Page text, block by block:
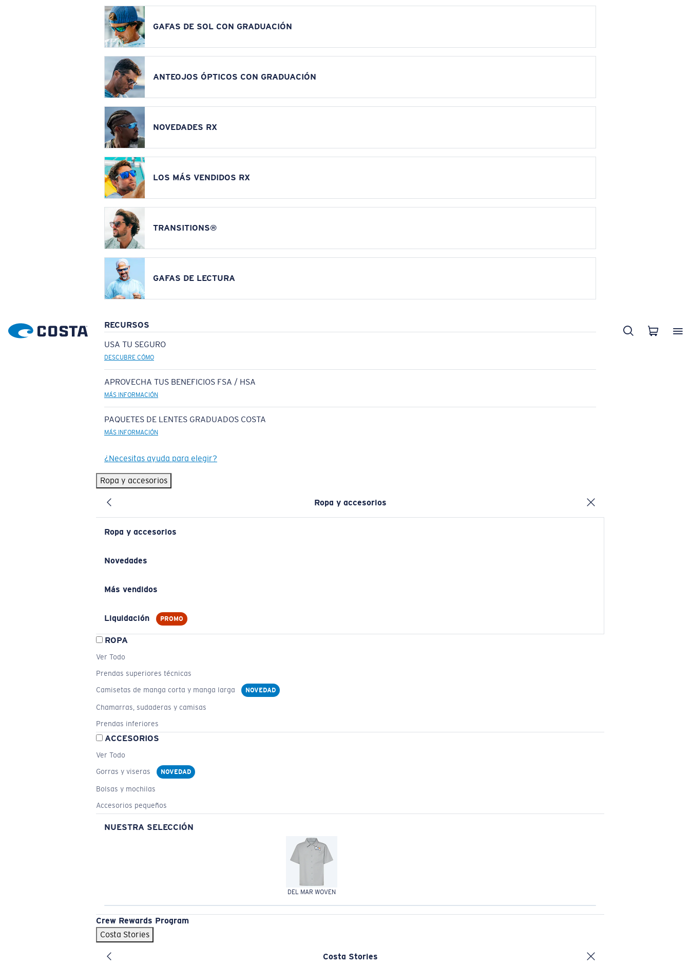
GAFAS DE SOL CON GRADUACIÓN
ANTEOJOS ÓPTICOS CON GRADUACIÓN
NOVEDADES RX
LOS MÁS VENDIDOS RX
TRANSITIONS®
GAFAS DE LECTURA
RECURSOS
USA TU SEGURO
DESCUBRE CÓMO
APROVECHA TUS BENEFICIOS FSA / HSA
MÁS INFORMACIÓN
PAQUETES DE LENTES GRADUADOS COSTA
MÁS INFORMACIÓN
¿Necesitas ayuda para elegir?
Ropa y accesorios
Ropa y accesorios
Ropa y accesorios
Novedades
Más vendidos
Liquidación PROMO
ROPA
Ver Todo
Prendas superiores técnicas
Camisetas de manga corta y manga larga
NOVEDAD
Chamarras, sudaderas y camisas
Prendas inferiores
ACCESORIOS
Ver Todo
Gorras y viseras
NOVEDAD
Bolsas y mochilas
Accesorios pequeños
NUESTRA SELECCIÓN
DEL MAR WOVEN
Crew Rewards Program
Costa Stories
Costa Stories